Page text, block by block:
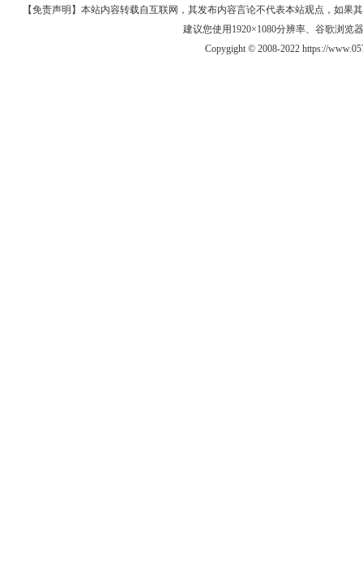
【免责声明】本站内容转载自互联网，其发布内容言论不代表本站观点，如果
建议您使用1920×1080分辨率、谷歌浏览
Copygight © 2008-2022 https://